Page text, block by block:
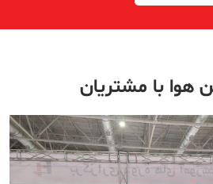
هوا با مشتریان